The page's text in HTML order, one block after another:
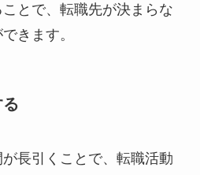
とで、転職先が決まらな
きます。
長引くことで、転職活動